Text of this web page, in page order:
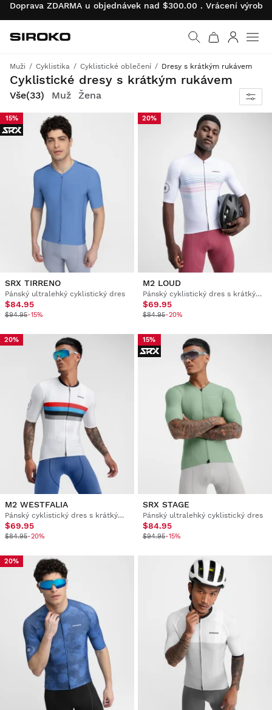
Doprava ZDARMA u objednávek nad $300.00 . Vrácení
Vrátit se na úvodní
Siroko.com
Muži Cyklistika Cyklistické oblečení Dresy s krátkým rukávem
Cyklistické dresy s krátkým rukávem
Výkon a pohodlí při jízdě, pocit sucha a chladu i za horkých letních dnů
Vše(33) Muž Žena
15%
SRX TIRRENO
Pánský ultralehký cyklistický dres
$84.95
$94.95-15%
20%
M2 LOUD
Pánský cyklistický dres s krátkým rukávem
$69.95
$84.95-20%
20%
M2 WESTFALIA
Pánský cyklistický dres s krátkým rukávem
$69.95
$84.95-20%
15%
SRX STAGE
Pánský ultralehký cyklistický dres
$84.95
$94.95-15%
20%